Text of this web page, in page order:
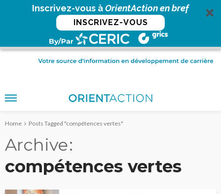
Inscrivez-vous àOrientAction en bref
INSCRIVEZ-VOUS
Home Posts Tagged "compétences vertes"
Archive
compétences vertes